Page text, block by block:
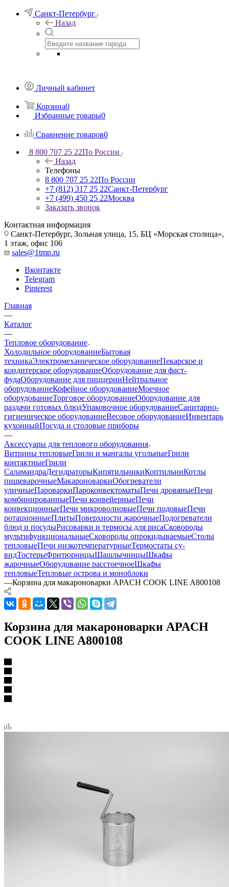
Санкт-Петербург
Назад
Личный кабинет
Корзина0
Избранные товары0
Сравнение товаров0
8 800 707 25 22По России
Назад
Телефоны
8 800 707 25 22По России
+7 (812) 317 25 22Санкт-Петербург
+7 (499) 450 25 22Москва
Заказать звонок
Контактная информация
Санкт-Петербург, Зольная улица, 15, БЦ «Морская столица»,
1 этаж, офис 106
sales@1tmp.ru
Вконтакте
Telegram
Pinterest
Главная
—
Каталог
—
Тепловое оборудование
Холодильное оборудованиеБытовая
техникаЭлектромеханическое оборудованиеПекарское и
кондитерское оборудованиеОборудование для фаст-
фудаОборудование для пиццерииНейтральное
оборудованиеКофейное оборудованиеМоечное
оборудованиеТорговое оборудованиеОборудование для
раздачи готовых блюдУпаковочное оборудованиеСанитарно-
гигиеническое оборудованиеВесовое оборудованиеИнвентарь
кухонныйПосуда и столовые приборы
—
Аксессуары для теплового оборудования
Витрины тепловыеГрили и мангалы угольныеГрили
контактныеГрили
СаламандраДегидраторыКипятильникиКоптильниКотлы
пищеварочныеМакароноваркиОбогреватели
уличныеПароваркиПароконвектоматыПечи дровяныеПечи
комбинированныеПечи конвейерныеПечи
конвекционныеПечи микроволновыеПечи подовыеПечи
ротационныеПлитыПоверхности жарочныеПодогреватели
блюд и посудыРисоварки и термосы для рисаСковороды
мультифункциональныеСковороды опрокидываемыеСтолы
тепловыеПечи низкотемпературныеТермостаты су-
видТостерыФритюрницыШашлычницыШкафы
жарочныеОборудование расстоечноеШкафы
тепловыеТепловые острова и моноблоки
—Корзина для макароноварки APACH COOK LINE A800108
Корзина для макароноварки APACH
COOK LINE A800108